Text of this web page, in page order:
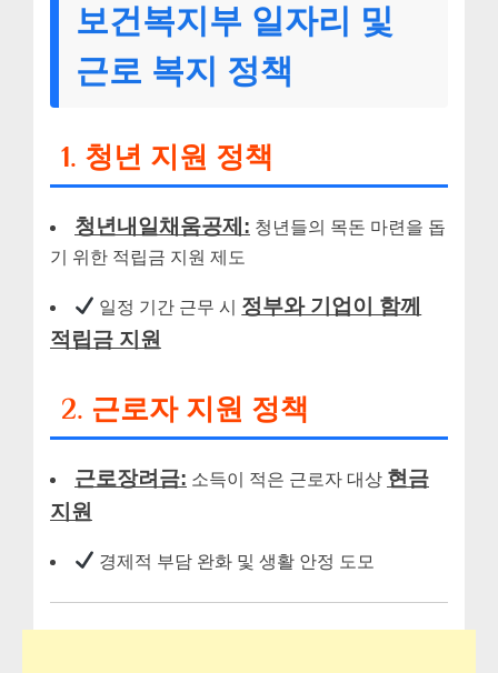
보건복지부 일자리 및
근로 복지 정책
1. 청년 지원 정책
청년내일채움공제: 청년들의 목돈 마련을 돕
기 위한 적립금 지원 제도
일정 기간 근무 시 정부와 기업이 함께
적립금 지원
2. 근로자 지원 정책
근로장려금: 소득이 적은 근로자 대상 현금
지원
경제적 부담 완화 및 생활 안정 도모